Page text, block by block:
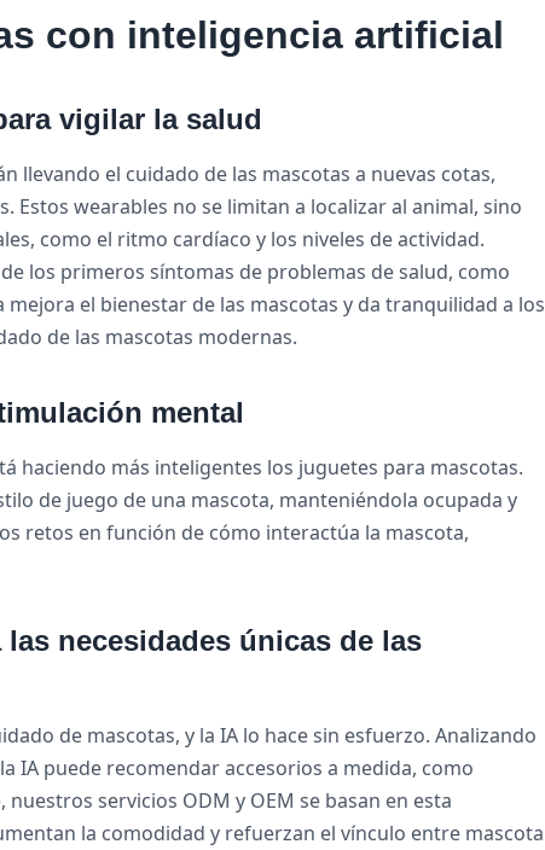
con inteligencia artificial
vigilar la salud
llevando el cuidado de las mascotas a nuevas cotas,
Estos wearables no se limitan a localizar al animal, sino
como el ritmo cardíaco y los niveles de actividad.
los primeros síntomas de problemas de salud, como
el bienestar de las mascotas y da tranquilidad a los
de las mascotas modernas.
mental
haciendo más inteligentes los juguetes para mascotas.
de juego de una mascota, manteniéndola ocupada y
retos en función de cómo interactúa la mascota,
necesidades únicas de las
de mascotas, y la IA lo hace sin esfuerzo. Analizando
IA puede recomendar accesorios a medida, como
servicios ODM y OEM se basan en esta
la comodidad y refuerzan el vínculo entre mascota